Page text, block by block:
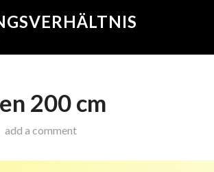
200 cm
onJanuar 6, 2016
add a comment